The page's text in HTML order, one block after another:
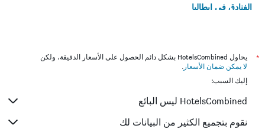
الفنادق في إيطاليا
*
يحاول HotelsCombined بشكل دائم الحصول على الأسعار الدقيقة، ولكن
لا يمكن ضمان الأسعار .
إليك السبب:
HotelsCombined ليس البائع
نقوم بتجميع الكثير من البيانات لك